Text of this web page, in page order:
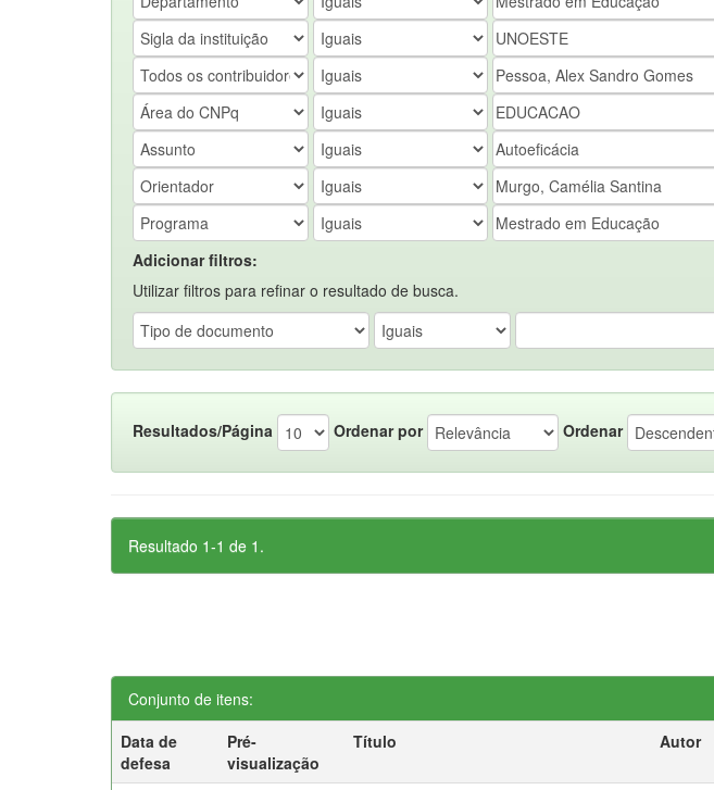
Adicionar filtros:
Utilizar filtros para refinar o resultado de busca.
Resultados/Página Ordenar por Ordenar
Resultado 1-1 de 1.
Conjunto de itens:
Data de
defesa
Pré-
visualização
Título Autor